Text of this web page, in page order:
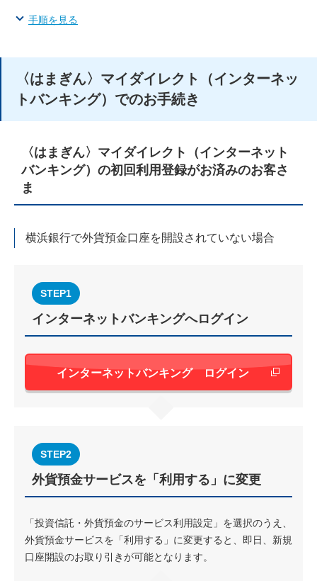
手順を見る
〈はまぎん〉マイダイレクト（インターネッ
トバンキング）でのお手続き
〈はまぎん〉マイダイレクト（インターネット
バンキング）の初回利用登録がお済みのお客さ
ま
横浜銀行で外貨預金口座を開設されていない場合
STEP1
インターネットバンキングへログイン
インターネットバンキング ログイン 新しいウィン
STEP2
外貨預金サービスを「利用する」に変更
「投資信託・外貨預金のサービス利用設定」を選択のうえ、
外貨預金サービスを「利用する」に変更すると、即日、新規
口座開設のお取り引きが可能となります。